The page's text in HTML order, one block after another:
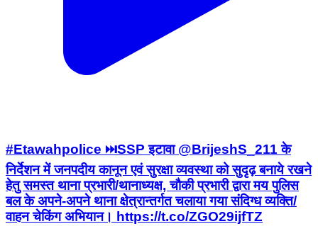
#Etawahpolice ⏭️SSP इटावा @BrijeshS_211 के
निर्देशन में जनपदीय कानून एवं सुरक्षा व्यवस्था को सुदृढ़ बनाये रखने
हेतु समस्त थाना प्रभारी/थानाध्यक्ष, चौकी प्रभारी द्वारा मय पुलिस
बल के अपने-अपने थाना क्षेत्रान्तर्गत चलाया गया संदिग्ध व्यक्ति/
वाहन चेकिंग अभियान। https://t.co/ZGO29ijfTZ